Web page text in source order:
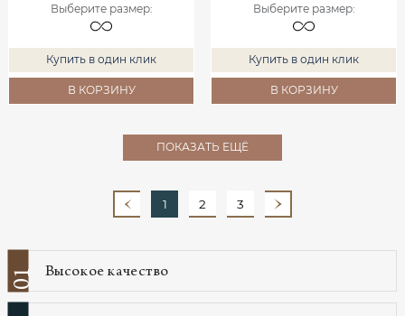
Выберите размер:
Купить в один клик
В КОРЗИНУ
Выберите размер:
Купить в один клик
В КОРЗИНУ
ПОКАЗАТЬ ЕЩЁ
1 2 3
01 Высокое качество